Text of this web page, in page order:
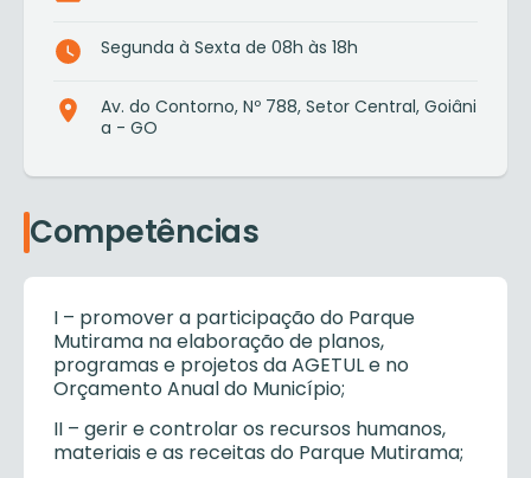
Segunda à Sexta de 08h às 18h
Av. do Contorno, Nº 788, Setor Central, Goiâni
a - GO
Competências
I – promover a participação do Parque
Mutirama na elaboração de planos,
programas e projetos da AGETUL e no
Orçamento Anual do Município;
II – gerir e controlar os recursos humanos,
materiais e as receitas do Parque Mutirama;